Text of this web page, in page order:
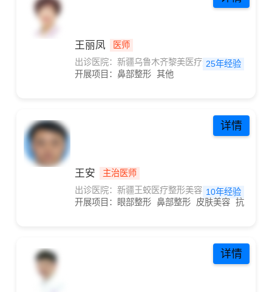
王丽凤
医师
25年经验
出诊医院：新疆乌鲁木齐黎美医疗美容整形
开展项目：鼻部整形 其他
王安
主治医师
10年经验
出诊医院：新疆王蛟医疗整形美容
开展项目：
眼部整形 鼻部整形 皮肤美容 抗衰抗初
详情
详情